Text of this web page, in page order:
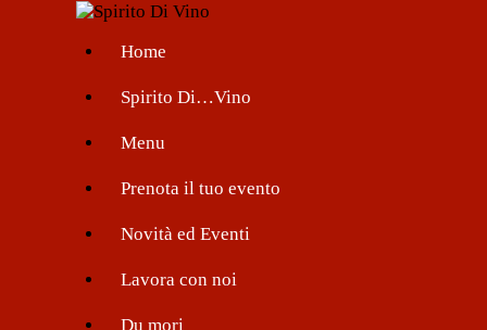
Home
Spirito Di…Vino
Menu
Prenota il tuo evento
Novità ed Eventi
Lavora con noi
Du mori